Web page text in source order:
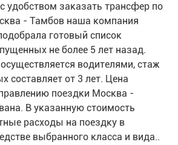
удобством заказать трансфер по
- Тамбов наша компания
готовый список
не более 5 лет назад.
водителями, стаж
составляет от 3 лет. Цена
поездки Москва -
В указанную стоимость
расходы на поездку в
выбранного класса и вида..